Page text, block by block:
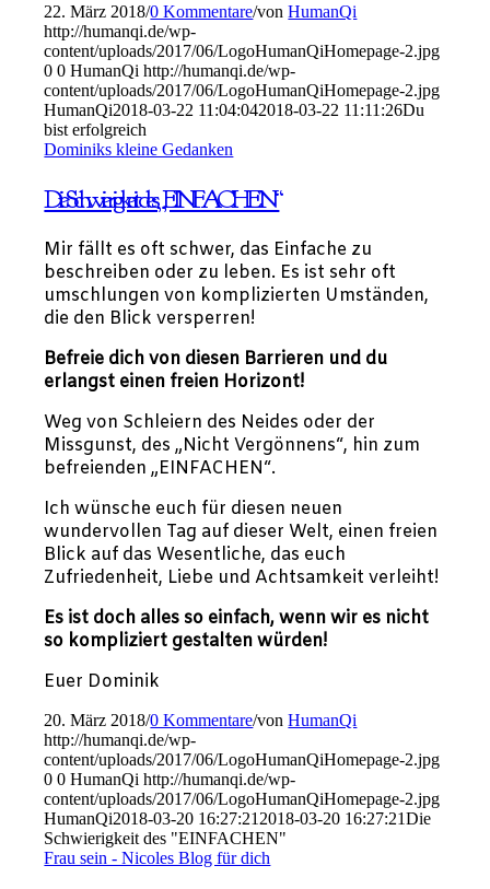
22. März 2018/0 Kommentare/vonHumanQi
http://humanqi.de/wp-
content/uploads/2017/06/LogoHumanQiHomepage-2.jpg
0 0 HumanQi http://humanqi.de/wp-
content/uploads/2017/06/LogoHumanQiHomepage-2.jpg
HumanQi2018-03-22 11:04:042018-03-22 11:11:26Du
bist erfolgreich
Dominiks kleine Gedanken
Die Schwierigkeit des „EINFACHEN“
Mir fällt es oft schwer, das Einfache zu
beschreiben oder zu leben. Es ist sehr oft
umschlungen von komplizierten Umständen,
die den Blick versperren!
Befreie dich von diesen Barrieren und du
erlangst einen freien Horizont!
Weg von Schleiern des Neides oder der
Missgunst, des „Nicht Vergönnens“, hin zum
befreienden „EINFACHEN“.
Ich wünsche euch für diesen neuen
wundervollen Tag auf dieser Welt, einen freien
Blick auf das Wesentliche, das euch
Zufriedenheit, Liebe und Achtsamkeit verleiht!
Es ist doch alles so einfach, wenn wir es nicht
so kompliziert gestalten würden!
Euer Dominik
20. März 2018/0 Kommentare/vonHumanQi
http://humanqi.de/wp-
content/uploads/2017/06/LogoHumanQiHomepage-2.jpg
0 0 HumanQi http://humanqi.de/wp-
content/uploads/2017/06/LogoHumanQiHomepage-2.jpg
HumanQi2018-03-20 16:27:21 2018-03-20 16:27:21Die
Schwierigkeit des "EINFACHEN"
Frau sein - Nicoles Blog für dich